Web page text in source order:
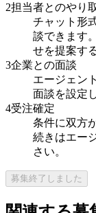
2担当者とのやり
チャット形
談できます
せを提案す
3企業との面談
エージェン
面談を設定
4受注確定
条件に双方
続きはエー
さい。
募集終了しました